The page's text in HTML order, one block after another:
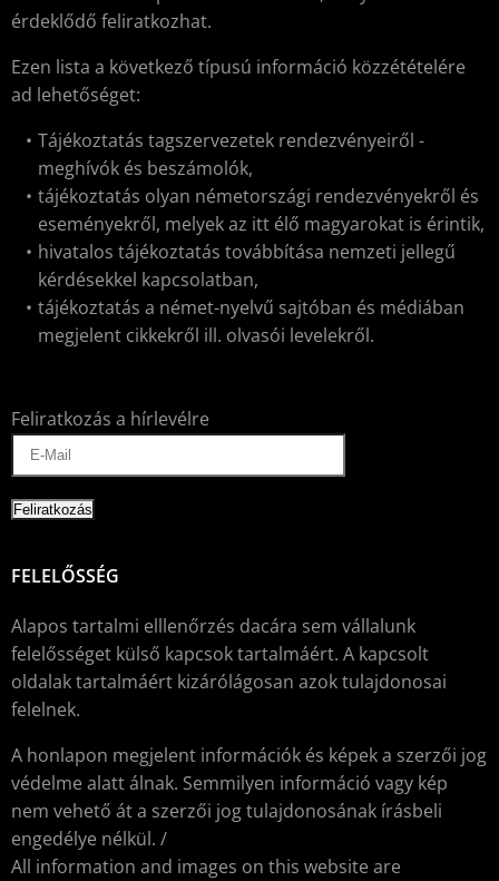
érdeklődő feliratkozhat.
Ezen lista a következő típusú információ közzétételére
ad lehetőséget:
Tájékoztatás tagszervezetek rendezvényeiről -
meghívók és beszámolók,
tájékoztatás olyan németországi rendezvényekről és
eseményekről, melyek az itt élő magyarokat is érintik,
hivatalos tájékoztatás továbbítása nemzeti jellegű
kérdésekkel kapcsolatban,
tájékoztatás a német-nyelvű sajtóban és médiában
megjelent cikkekről ill. olvasói levelekről.
Feliratkozás a hírlevélre
FELELŐSSÉG
Alapos tartalmi elllenőrzés dacára sem vállalunk
felelősséget külső kapcsok tartalmáért. A kapcsolt
oldalak tartalmáért kizárólágosan azok tulajdonosai
felelnek.
A honlapon megjelent információk és képek a szerzői jog
védelme alatt álnak. Semmilyen információ vagy kép
nem vehető át a szerzői jog tulajdonosának írásbeli
engedélye nélkül. /
All information and images on this website are